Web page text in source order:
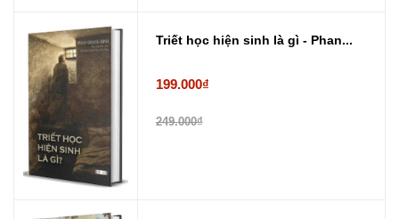
Triết học hiện sinh là gì - Phan...
199.000₫
249.000₫